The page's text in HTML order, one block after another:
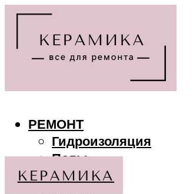
РЕМОНТ
Гидроизоляция
Полы
Потолки